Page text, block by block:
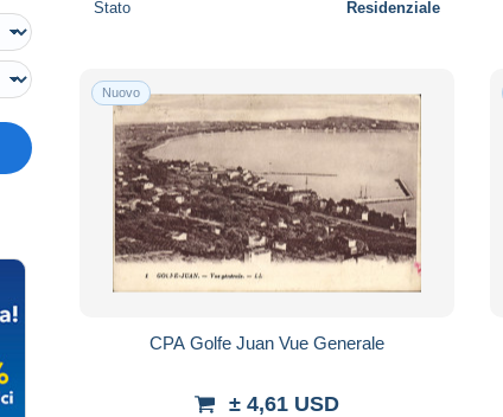
Stato Residenziale
Nuovo
CPA Golfe Juan Vue Generale
± 4,61 USD